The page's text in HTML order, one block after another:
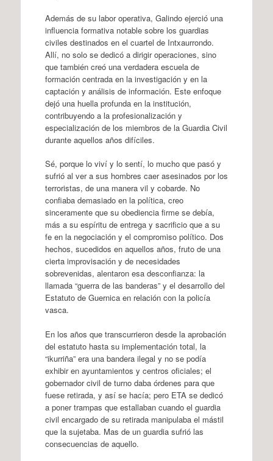
Además de su labor operativa, Galindo ejerció una
influencia formativa notable sobre los guardias
civiles destinados en el cuartel de Intxaurrondo.
Allí, no solo se dedicó a dirigir operaciones, sino
que también creó una verdadera escuela de
formación centrada en la investigación y en la
captación y análisis de información. Este enfoque
dejó una huella profunda en la institución,
contribuyendo a la profesionalización y
especialización de los miembros de la Guardia Civil
durante aquellos años difíciles.
Sé, porque lo viví y lo sentí, lo mucho que pasó y
sufrió al ver a sus hombres caer asesinados por los
terroristas, de una manera vil y cobarde. No
confiaba demasiado en la política, creo
sinceramente que su obediencia firme se debía,
más a su espíritu de entrega y sacrificio que a su
fe en la negociación y el compromiso político. Dos
hechos, sucedidos en aquellos años, fruto de una
cierta improvisación y de necesidades
sobrevenidas, alentaron esa desconfianza: la
llamada “guerra de las banderas” y el desarrollo del
Estatuto de Guernica en relación con la policía
vasca.
En los años que transcurrieron desde la aprobación
del estatuto hasta su implementación total, la
“ikurriña” era una bandera ilegal y no se podía
exhibir en ayuntamientos y centros oficiales; el
gobernador civil de turno daba órdenes para que
fuese retirada, y así se hacía; pero ETA se dedicó
a poner trampas que estallaban cuando el guardia
civil encargado de su retirada manipulaba el mástil
que la sujetaba. Mas de un guardia sufrió las
consecuencias de aquello.